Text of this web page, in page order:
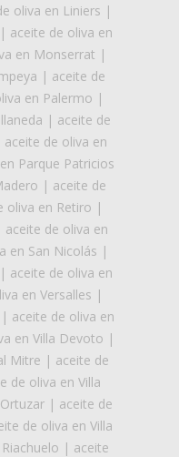
oliva en Liniers |
| aceite de oliva en
en Monserrat |
| aceite de
en Palermo |
| aceite de
aceite de oliva en
Parque Patricios
| aceite de
oliva en Retiro |
aceite de oliva en
en San Nicolás |
| aceite de oliva en
en Versalles |
| aceite de oliva en
en Villa Devoto |
Mitre | aceite de
de oliva en Villa
| aceite de
de oliva en Villa
| aceite